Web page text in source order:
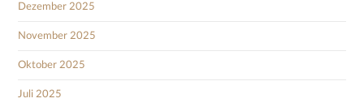
Dezember 2025
November 2025
Oktober 2025
Juli 2025